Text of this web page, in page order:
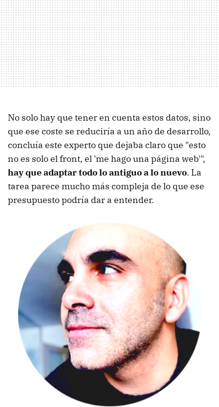
No solo hay que tener en cuenta estos datos, sino
que ese coste se reduciría a un año de desarrollo,
concluía este experto que dejaba claro que "esto
no es solo el front, el 'me hago una página web'",
hay que adaptar todo lo antiguo a lo nuevo. La
tarea parece mucho más compleja de lo que ese
presupuesto podría dar a entender.